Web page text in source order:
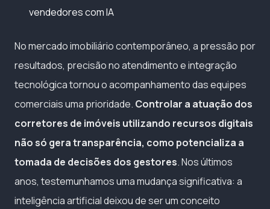
vendedores com IA
No mercado imobiliário contemporâneo, a pressão por
resultados, precisão no atendimento e integração
tecnológica tornou o acompanhamento das equipes
comerciais uma prioridade. Controlar a atuação dos
corretores de imóveis utilizando recursos digitais
não só gera transparência, como potencializa a
tomada de decisões dos gestores. Nos últimos
anos, testemunhamos uma mudança significativa: a
inteligência artificial deixou de ser um conceito